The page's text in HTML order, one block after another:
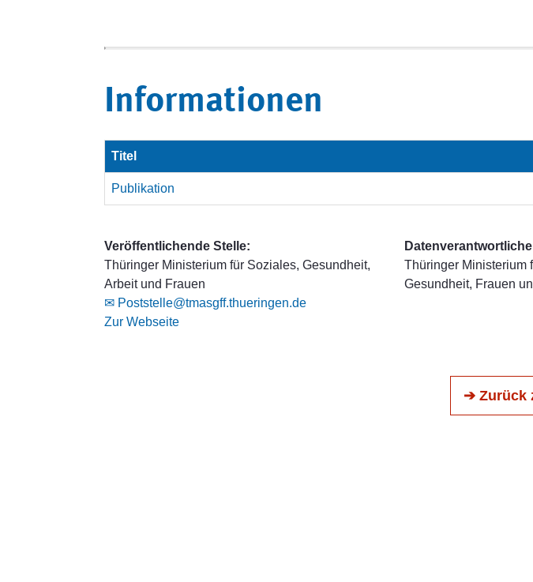
Informationen
Titel
Publikation
Veröffentlichende Stelle:
Thüringer Ministerium für Soziales, Gesundheit,
Arbeit und Frauen
✉ Poststelle@tmasgff.thueringen.de
Zur Webseite
Thüringer Ministerium
Gesundheit, Frauen
➔ Zurück